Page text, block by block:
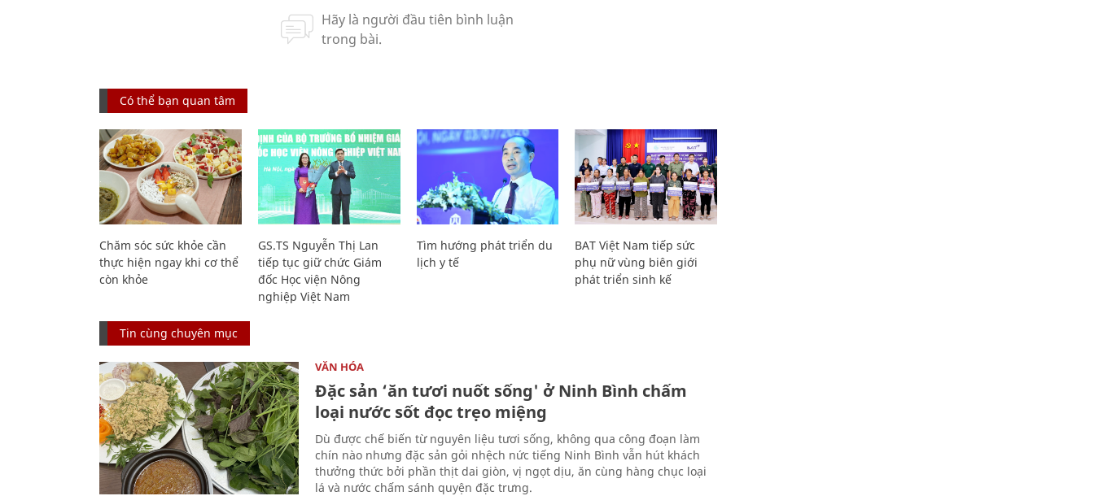
Có thể bạn quan tâm
Chăm sóc sức khỏe cần
thực hiện ngay khi cơ thể
còn khỏe
GS.TS Nguyễn Thị Lan
tiếp tục giữ chức Giám
đốc Học viện Nông
nghiệp Việt Nam
Tìm hướng phát triển du
lịch y tế
BAT Việt Nam tiếp sức
phụ nữ vùng biên giới
phát triển sinh kế
Tin cùng chuyên mục
VĂN HÓA
Đặc sản ‘ăn tươi nuốt sống' ở Ninh Bình chấm
loại nước sốt đọc trẹo miệng
Dù được chế biến từ nguyên liệu tươi sống, không qua công đoạn làm
chín nào nhưng đặc sản gỏi nhệch nức tiếng Ninh Bình vẫn hút khách
thưởng thức bởi phần thịt dai giòn, vị ngọt dịu, ăn cùng hàng chục loại
lá và nước chấm sánh quyện đặc trưng.